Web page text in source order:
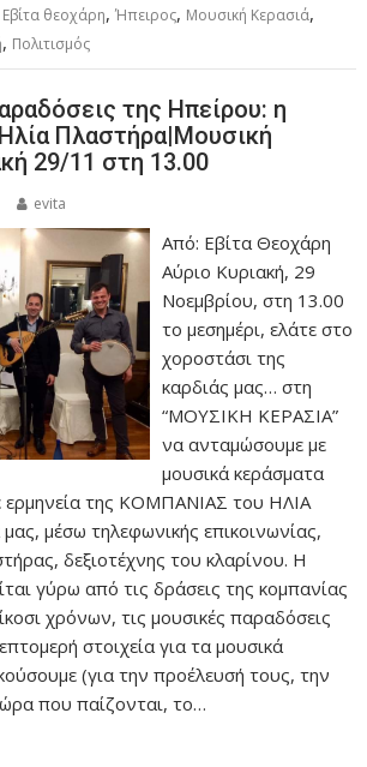
Εβίτα θεοχάρη,Ήπειρος, Μουσική Κερασιά,
, Πολιτισμός
της Ηπείρου: η
Πλαστήρα|Μουσική
29/11 στη 13.00
evita
Από: Εβίτα Θεοχάρη
Αύριο Κυριακή, 29
Νοεμβρίου, στη 13.00
το μεσημέρι, ελάτε στο
χοροστάσι της
καρδιάς μας… στη
“ΜΟΥΣΙΚΗ ΚΕΡΑΣΙΑ”
να ανταμώσουμε με
μουσικά κεράσματα
ερμηνεία της ΚΟΜΠΑΝΙΑΣ του ΗΛΙΑ
μέσω τηλεφωνικής επικοινωνίας,
δεξιοτέχνης του κλαρίνου. Η
γύρω από τις δράσεις της κομπανίας
χρόνων, τις μουσικές παραδόσεις
στοιχεία για τα μουσικά
(για την προέλευσή τους, την
που παίζονται, το…